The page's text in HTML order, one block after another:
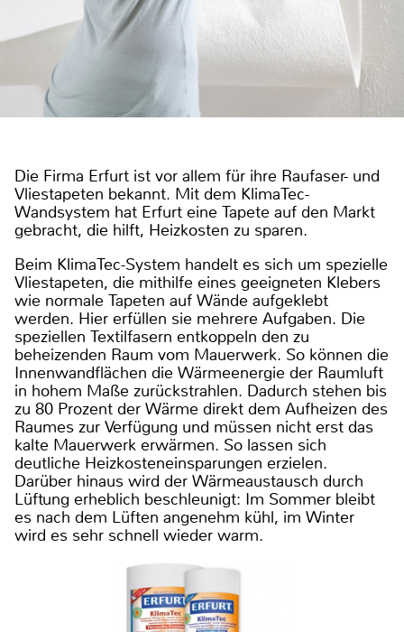
Die Firma Erfurt ist vor allem für ihre Raufaser- und
Vliestapeten bekannt. Mit dem KlimaTec-
Wandsystem hat Erfurt eine Tapete auf den Markt
gebracht, die hilft, Heizkosten zu sparen.
Beim KlimaTec-System handelt es sich um spezielle
Vliestapeten, die mithilfe eines geeigneten Klebers
wie normale Tapeten auf Wände aufgeklebt
werden. Hier erfüllen sie mehrere Aufgaben. Die
speziellen Textilfasern entkoppeln den zu
beheizenden Raum vom Mauerwerk. So können die
Innenwandflächen die Wärmeenergie der Raumluft
in hohem Maße zurückstrahlen. Dadurch stehen bis
zu 80 Prozent der Wärme direkt dem Aufheizen des
Raumes zur Verfügung und müssen nicht erst das
kalte Mauerwerk erwärmen. So lassen sich
deutliche Heizkosteneinsparungen erzielen.
Darüber hinaus wird der Wärmeaustausch durch
Lüftung erheblich beschleunigt: Im Sommer bleibt
es nach dem Lüften angenehm kühl, im Winter
wird es sehr schnell wieder warm.